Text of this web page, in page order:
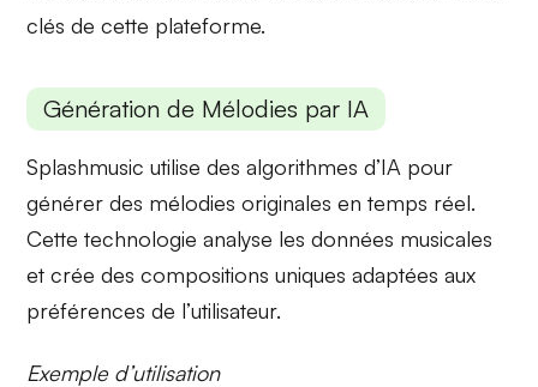
clés de cette plateforme.
Génération de Mélodies par IA
Splashmusic utilise desalgorithmes d’IA pour
générer des mélodies originales en temps réel.
Cette technologie analyse les données musicales
et crée des compositions uniques adaptées aux
préférences de l’utilisateur.
Exemple d’utilisation